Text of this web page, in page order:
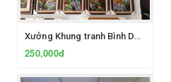
Xưởng Khung tranh Bình Dương
250,000đ